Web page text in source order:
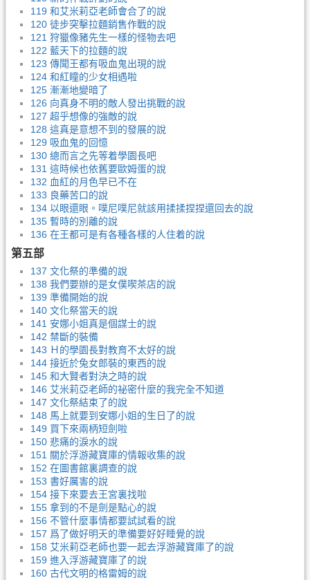
119 和艾米莉亞老師會合了的說
120 徒步突擊拉麵銷售作戰的說
121 狩獵像豬先生一樣的怪物去吧
122 藍天下的拉麵的說
123 傳聞王都有吸血鬼出現的說
124 和紅瞳的少女相遇啦
125 漸漸地變暗了
126 向真身不明的敵人發出挑戰的說
127 超乎想像的強敵的說
128 這真是意想不到的發展的說
129 吸血鬼的回憶
130 總而言之先等着學園長吧
131 這時候也依舊要歐姆蛋的說
132 血紅的月色早已不在
133 良藥苦口的說
134 以眼還眼。噗尼噗尼就該用揉揉捏捏還回去的說
135 暫時的別離的說
136 在王都可是有各種各樣的人住着的說
第五部
137 文化祭的準備的說
138 我們要辦的是女僕喫茶店的說
139 準備開始的說
140 文化祭當天的說
141 安娜小姐真是個謀士的說
142 禁斷的裝備
143 Ｈ的學園長對教育不太好的說
144 接近於兔女郎裝的東西的說
145 和大賢者對決之時的說
146 艾米莉亞老師的祕密什麼的我完全不知道
147 文化祭結束了的說
148 馬上就要到安娜小姐的生日了的說
149 買下來兩柄短劍啦
150 悲痛的淚水的說
151 關於浮游藏寶庫的情報收集的說
152 在圖書館裏調查的說
153 書好厲害的說
154 接下來要去王宮裏找啦
155 拿到的不是劍是點心的說
156 不管什麼事情都要試試看的說
157 爲了做好明天的準備要好好睡覺的說
158 艾米莉亞老師也要一起去浮游藏寶庫了的說
159 進入浮游藏寶庫了的說
160 古代文明的格雷姆的說